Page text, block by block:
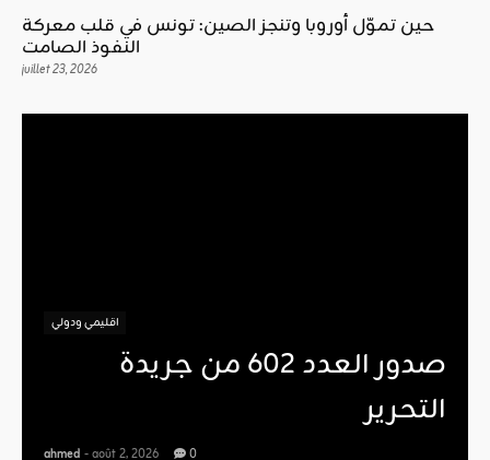
حين تموّل أوروبا وتنجز الصين: تونس في قلب معركة
النفوذ الصامت
juillet 23, 2026
اقليمي ودولي
صدور العدد 602 من جريدة
التحرير
ahmed - août 2, 2026 0